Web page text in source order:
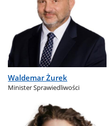
Waldemar Żurek
Minister Sprawiedliwości